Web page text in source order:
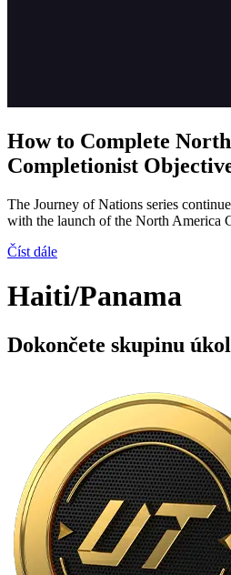
How to Complete
Completionist
The Journey of Nations series
with the launch of the North America
Číst dále
Haiti/Panama
Dokončete skupinu